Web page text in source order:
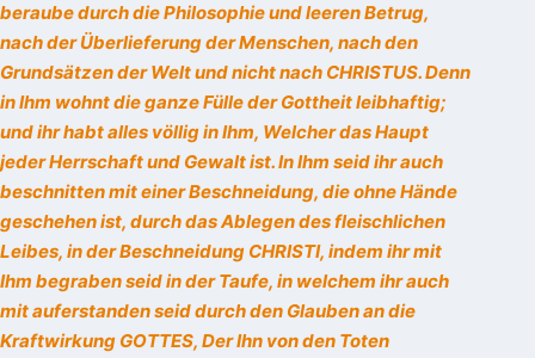
beraube durch die Philosophie und leeren Betrug,
nach der Überlieferung der Menschen, nach den
Grundsätzen der Welt und nicht nach CHRISTUS. Denn
in Ihm wohnt die ganze Fülle der Gottheit leibhaftig;
und ihr habt alles völlig in Ihm, Welcher das Haupt
jeder Herrschaft und Gewalt ist. In Ihm seid ihr auch
beschnitten mit einer Beschneidung, die ohne Hände
geschehen ist, durch das Ablegen des fleischlichen
Leibes, in der Beschneidung CHRISTI, indem ihr mit
Ihm begraben seid in der Taufe, in welchem ihr auch
mit auferstanden seid durch den Glauben an die
Kraftwirkung GOTTES, Der Ihn von den Toten